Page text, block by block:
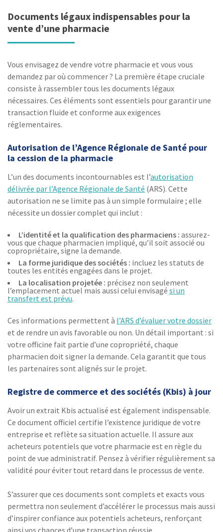
Documents légaux indispensables pour la
vente d’une pharmacie
Vous envisagez de vendre votre pharmacie et vous vous
demandez par où commencer ? La première étape cruciale
consiste à rassembler tous les documents légaux
nécessaires. Ces éléments sont essentiels pour garantir une
transaction fluide et conforme aux exigences
réglementaires.
Autorisation de l’Agence Régionale de Santé pour
la cession de la pharmacie
L’un des documents incontournables est l’autorisation
délivrée par l’Agence Régionale de Santé (ARS). Cette
autorisation ne se limite pas à un simple formulaire ; elle
nécessite un dossier complet qui inclut :
L’identité et la qualification des pharmaciens : assurez-
vous que chaque pharmacien impliqué, qu’il soit associé ou
copropriétaire, signe la demande.
La forme juridique des sociétés : incluez les statuts de
toutes les entités engagées dans le projet.
La localisation projetée : précisez non seulement
l’emplacement actuel mais aussi celui envisagé si un
transfert est prévu.
Ces informations permettent à l’ARS d’évaluer votre dossier
et de rendre un avis favorable ou non. Un détail important : si
votre officine fait partie d’une copropriété, chaque
pharmacien doit signer la demande. Cela garantit que tous
les partenaires sont alignés sur le projet.
Registre de commerce et des sociétés (Kbis) à jour
Avoir un extrait Kbis actualisé est également indispensable.
Ce document officiel certifie l’existence juridique de votre
entreprise et reflète sa situation actuelle. Il assure aux
acheteurs potentiels que votre pharmacie est en règle du
point de vue administratif. Pensez à vérifier régulièrement sa
validité pour éviter tout retard dans le processus de vente.
S’assurer que ces documents sont complets et exacts vous
permettra non seulement d’accélérer le processus mais aussi
d’inspirer confiance aux potentiels acheteurs, renforçant
ainsi vos chances d’une transaction réussie.